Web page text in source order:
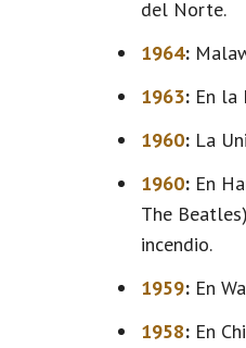
del Norte.
1964:
1963: En la
1960: La
1960: En
The
incendio.
1959: En
1958: En